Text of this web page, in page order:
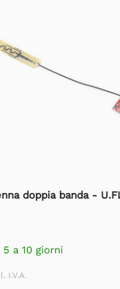
doppia banda -
a 10 giorni
I.V.A.